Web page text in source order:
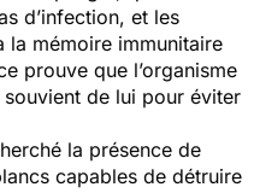
d’infection, et les
la mémoire immunitaire
prouve que l’organisme
de lui pour éviter
la présence de
capables de détruire